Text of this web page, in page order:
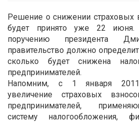
Решение о снижении страховых
будет принято уже 22
поручению президента
правительство должно
сколько будет снижена
предпринимателей.
Напомним, с 1 января
увеличение страховых
предпринимателей,
систему налогообложения,